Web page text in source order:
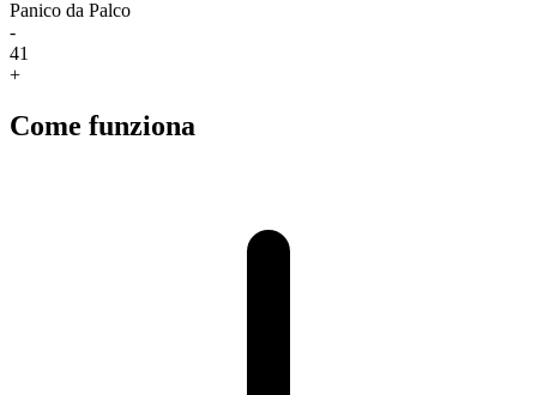
Panico da Palco
-
41
+
Come funziona